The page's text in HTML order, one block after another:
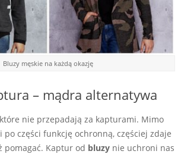
Bluzy męskie na każdą okazję
– mądra alternatywa
nie przepadają za kapturami. Mimo
po części funkcję ochronną, częściej zdaje
pomagać. Kaptur od bluzy nie uchroni nas